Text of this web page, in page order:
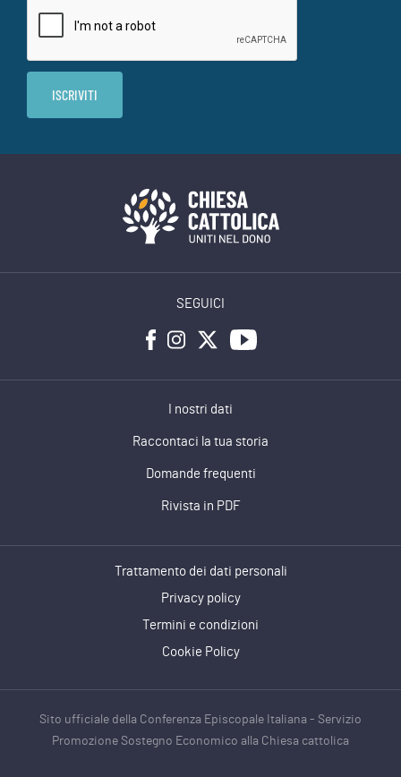
SEGUICI
I nostri dati
Raccontaci la tua storia
Domande frequenti
Rivista in PDF
Trattamento dei dati personali
Privacy policy
Termini e condizioni
Cookie Policy
Sito ufficiale della Conferenza Episcopale Italiana - Servizio
Promozione Sostegno Economico alla Chiesa cattolica